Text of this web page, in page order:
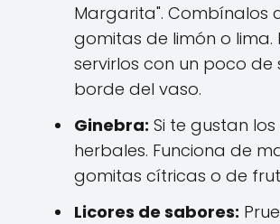
Margarita". Combínalos
gomitas de limón o lima.
servirlos con un poco de
borde del vaso.
Ginebra: Si te gustan
herbales. Funciona de
gomitas cítricas o de
Licores de sabores: